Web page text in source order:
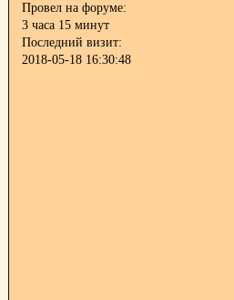
Провел на форуме:
3 часа 15 минут
Последний визит:
2018-05-18 16:30:48